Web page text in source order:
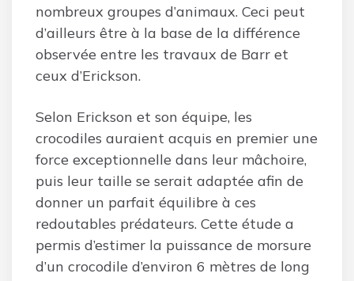
nombreux groupes d’animaux. Ceci peut
d’ailleurs être à la base de la différence
observée entre les travaux de Barr et
ceux d’Erickson.
Selon Erickson et son équipe, les
crocodiles auraient acquis en premier une
force exceptionnelle dans leur mâchoire,
puis leur taille se serait adaptée afin de
donner un parfait équilibre à ces
redoutables prédateurs. Cette étude a
permis d’estimer la puissance de morsure
d’un crocodile d’environ 6 mètres de long